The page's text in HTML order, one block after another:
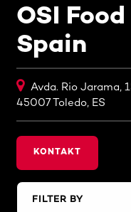
OSI
Spain
Avda. Rio Jarama,
45007 Toledo, ES
KONTAKT